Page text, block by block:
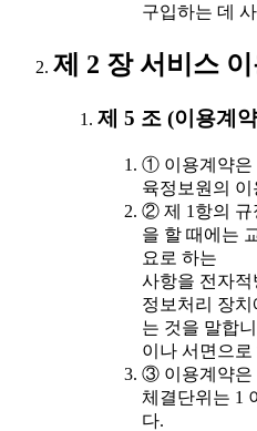
구입하는 데
제 2 장 서비스
제 5 조 (이용계
① 이용계약은
육정보원의
② 제 1항의 규
을 할 때에는
요로 하는
사항을 전자
정보처리 장
는 것을 말합
이나 서면으
③ 이용계약은
체결단위는 1
다.